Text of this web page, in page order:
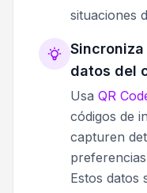
situaciones
datos del
Usa QR
códigos de
capturen
Estos datos